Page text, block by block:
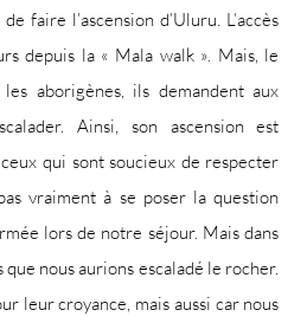
faire l’ascension d’Uluru. L’accès
depuis la « Mala walk ». Mais, le
aborigènes, ils demandent aux
Ainsi, son ascension est
qui sont soucieux de respecter
vraiment à se poser la question
lors de notre séjour. Mais dans
que nous aurions escaladé le rocher.
leur croyance, mais aussi car nous